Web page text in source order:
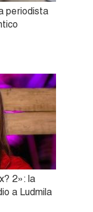
periodista
2»: la
a Ludmila